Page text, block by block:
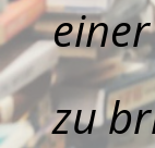
zu